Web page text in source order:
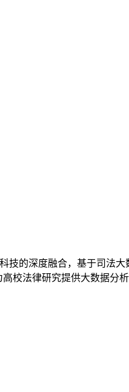
技的深度融合，基于司法
高校法律研究提供大数据分